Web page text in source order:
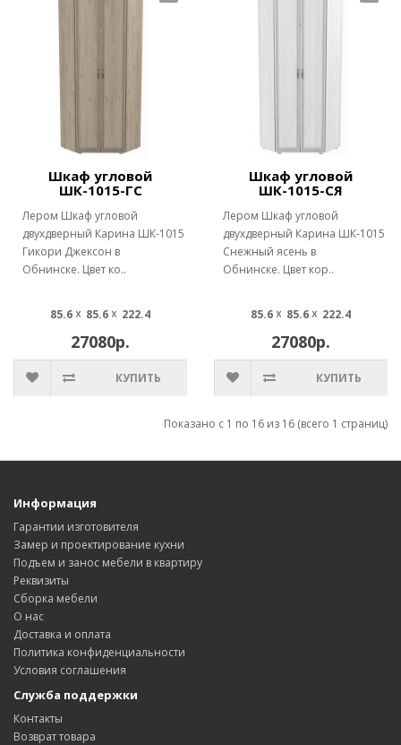
Шкаф угловой
ШК-1015-ГС
Лером Шкаф угловой
двухдверный Карина ШК-1015
Гикори Джексон в
Обнинске. Цвет ко..
85.6 ☓ 85.6 ☓ 222.4
27080р.
КУПИТЬ
Шкаф угловой
ШК-1015-СЯ
Лером Шкаф угловой
двухдверный Карина ШК-1015
Снежный ясень в
Обнинске. Цвет кор..
85.6 ☓ 85.6 ☓ 222.4
27080р.
КУПИТЬ
Показано с 1 по 16 из 16 (всего 1 страниц)
Информация
Гарантии изготовителя
Замер и проектирование кухни
Подъем и занос мебели в квартиру
Реквизиты
Сборка мебели
О нас
Доставка и оплата
Политика конфиденциальности
Условия соглашения
Служба поддержки
Контакты
Возврат товара